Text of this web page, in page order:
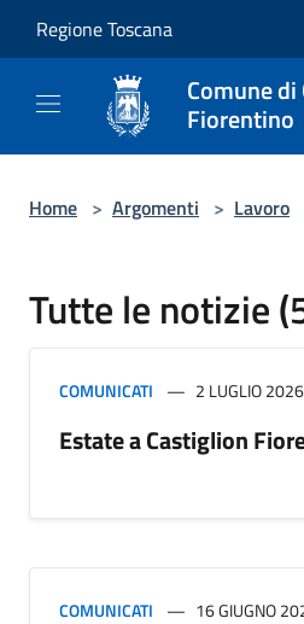
Regione Toscana
Comune
Fiorentino
Home > Argomenti > Lavoro
Tutte le notizie
COMUNICATI 2 LUGLIO 2026
Estate a Castiglion
COMUNICATI 16 GIUGNO